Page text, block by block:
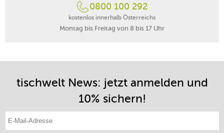
0800 100 292
kostenlos innerhalb Österreichs
Montag bis Freitag von 8 bis 17 Uhr
tischwelt News: jetzt anmelden und
10% sichern!